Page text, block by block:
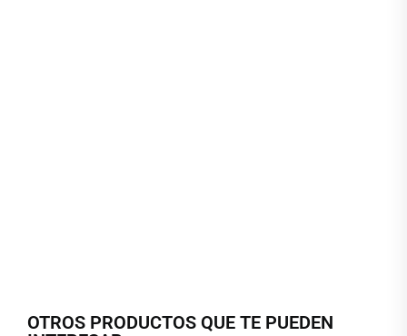
OTROS PRODUCTOS QUE TE PUEDEN